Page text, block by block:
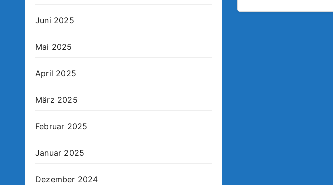
Juni 2025
Mai 2025
April 2025
März 2025
Februar 2025
Januar 2025
Dezember 2024